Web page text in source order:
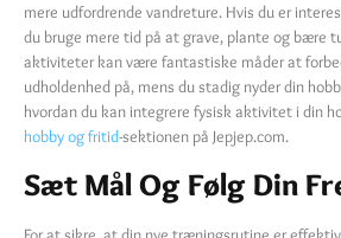
mere udfordrende vandreture. Hvis du er
du bruge mere tid på at grave, plante og bære
aktiviteter kan være fantastiske måder at
udholdenhed på, mens du stadig nyder din
hvordan du kan integrere fysisk aktivitet i din
hobby og fritid-sektionen på Jepjep.com.
Sæt Mål Og Følg Din